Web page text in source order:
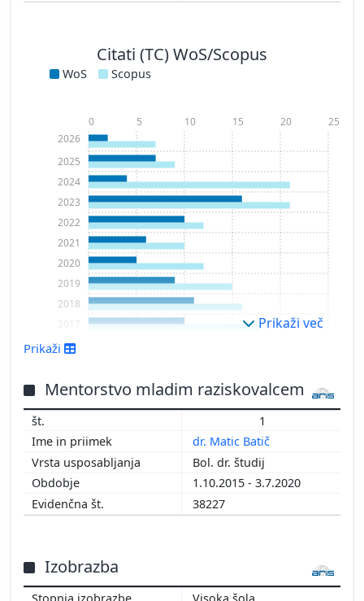
Citati (TC) WoS/Scopus
WoS Scopus
2011
2014
2016
2017
2018
2019
2020
2021
2022
2023
2024
2025
2026
0 5 10 15 20 25
Prikaži več
Prikaži
Mentorstvo mladim raziskovalcem
1
dr. Matic Batič
Bol. dr. študij
1.10.2015 - 3.7.2020
38227
Izobrazba
Visoka šola